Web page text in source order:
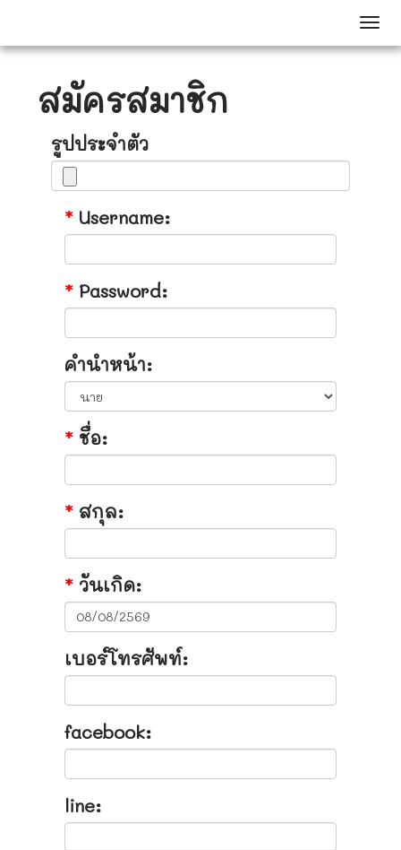
สมัครสมาชิก
รูปประจำตัว
* Username:
* Password:
คำนำหน้า:
* ชื่อ:
* สกุล:
* วันเกิด:
เบอร์โทรศัพท์:
facebook:
line: